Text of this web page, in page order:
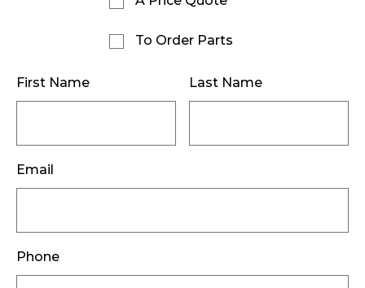
To Order Parts
First Name Last Name
Email
Phone